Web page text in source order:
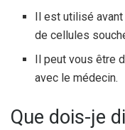
Il est utilisé
de cellules
Il peut vous être
avec le médecin.
Que dois-je